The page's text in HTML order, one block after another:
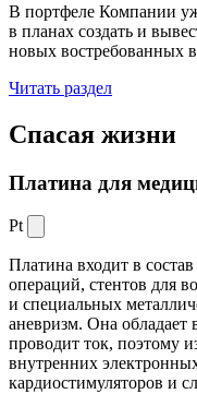
В портфеле Компании
в планах создать и
новых востребованных
Читать раздел
Спасая жизни
Платина для
Pt
Платина входит в
операций, стентов для
и специальных
аневризм. Она обладает
проводит ток, поэтому
внутренних
кардиостимуляторов и